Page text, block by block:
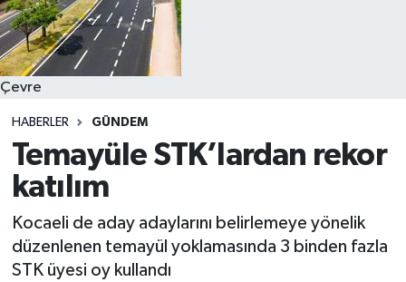
Çevre
HABERLER GÜNDEM
Temayüle STK’lardan rekor
katılım
Kocaeli de aday adaylarını belirlemeye yönelik
düzenlenen temayül yoklamasında 3 binden fazla
STK üyesi oy kullandı